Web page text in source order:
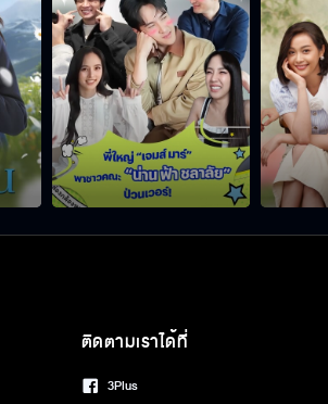
ติดตามเราได้ที่
3Plus